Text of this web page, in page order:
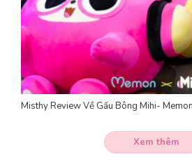
Misthy Review Về Gấu Bông Mihi- Memon
Xem thêm